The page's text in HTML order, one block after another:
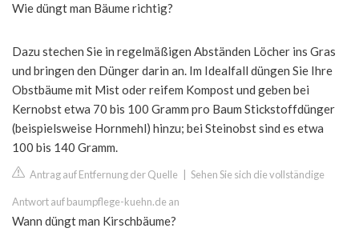
Wie düngt man Bäume richtig?
Dazu stechen Sie in regelmäßigen Abständen Löcher ins Gras
und bringen den Dünger darin an. Im Idealfall düngen Sie Ihre
Obstbäume mit Mist oder reifem Kompost und geben bei
Kernobst etwa 70 bis 100 Gramm pro Baum Stickstoffdünger
(beispielsweise Hornmehl) hinzu; bei Steinobst sind es etwa
100 bis 140 Gramm.
Antrag auf Entfernung der Quelle Sehen Sie sich die vollständige
Antwort auf baumpflege-kuehn.de an
Wann düngt man Kirschbäume?